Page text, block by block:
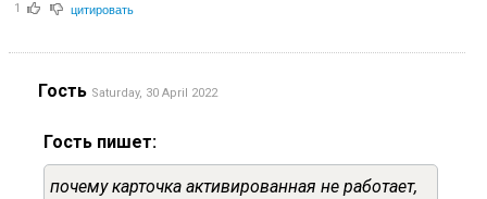
1 цитировать
Гость Saturday, 30 April 2022
Гость пишет:
почему карточка активированная не работает,